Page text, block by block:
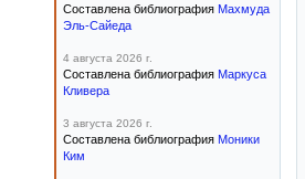
Составлена библиография Махмуда
Эль-Сайеда
4 августа 2026 г.
Составлена библиография Маркуса
Кливера
3 августа 2026 г.
Составлена библиография Моники
Ким